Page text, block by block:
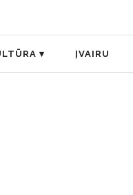
ĮVAIRU